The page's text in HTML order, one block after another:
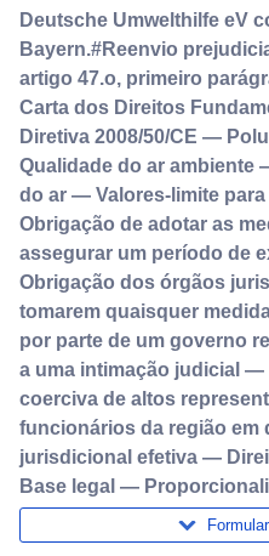
Deutsche Umwelthilfe eV
Bayern.#Reenvio
artigo 47.o, primeiro
Carta dos Direitos
Diretiva 2008/50/CE —
Qualidade do ar ambiente
do ar — Valores‑limite
Obrigação de adotar as
assegurar um período de
Obrigação dos órgãos
tomarem quaisquer
por parte de um governo
a uma intimação judicial
coerciva de altos
funcionários da região
jurisdicional efetiva —
Base legal —